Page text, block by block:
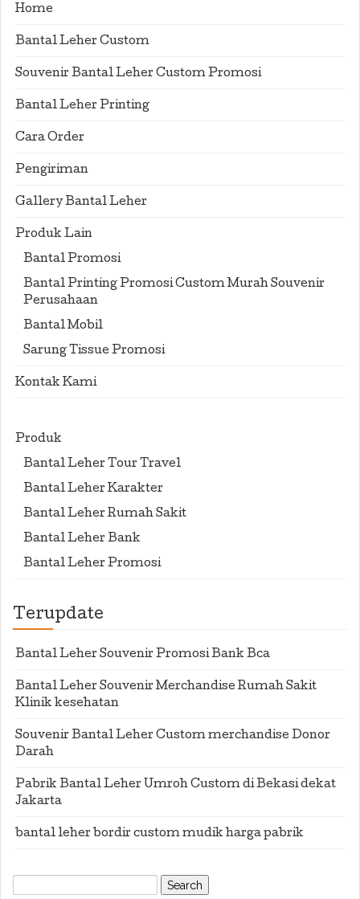
Home
Bantal Leher Custom
Souvenir Bantal Leher Custom Promosi
Bantal Leher Printing
Cara Order
Pengiriman
Gallery Bantal Leher
Produk Lain
Bantal Promosi
Bantal Printing Promosi Custom Murah Souvenir
Perusahaan
Bantal Mobil
Sarung Tissue Promosi
Kontak Kami
Produk
Bantal Leher Tour Travel
Bantal Leher Karakter
Bantal Leher Rumah Sakit
Bantal Leher Bank
Bantal Leher Promosi
Terupdate
Bantal Leher Souvenir Promosi Bank Bca
Bantal Leher Souvenir Merchandise Rumah Sakit
Klinik kesehatan
Souvenir Bantal Leher Custom merchandise Donor
Darah
Pabrik Bantal Leher Umroh Custom di Bekasi dekat
Jakarta
bantal leher bordir custom mudik harga pabrik
Search